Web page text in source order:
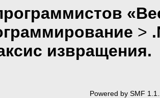
>
извращения.
Powered by SMF